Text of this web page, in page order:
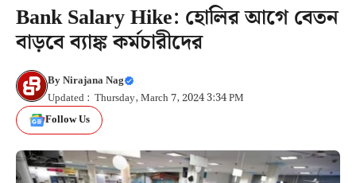
Bank Salary Hike: হোলির আগে বেতন
বাড়বে ব্যাঙ্ক কর্মচারীদের
ByNirajana Nag
Updated : Thursday, March 7, 2024 3:34 PM
Follow Us